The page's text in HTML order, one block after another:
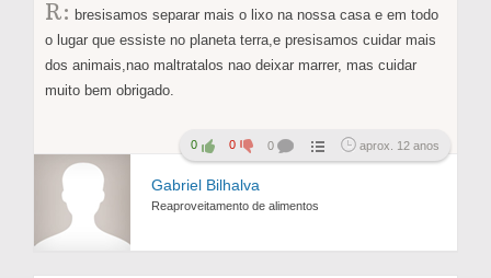
R: bresisamos separar mais o lixo na nossa casa e em todo
o lugar que essiste no planeta terra,e presisamos cuidar mais
dos animais,nao maltratalos nao deixar marrer, mas cuidar
muito bem obrigado.
0 0 0 aprox. 12 anos
Gabriel Bilhalva
Reaproveitamento de alimentos